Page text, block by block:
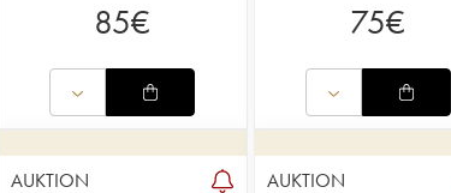
85€ 75€
AUKTION AUKTION